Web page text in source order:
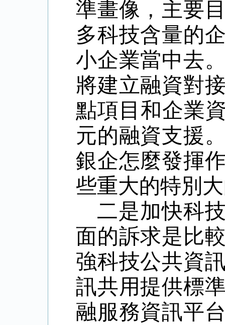
準畫像，主要
多科技含量的
小企業當中去
將建立融資對
點項目和企業
元的融資支援
銀企怎麼發揮
些重大的特別
二是加快科
面的訴求是比
強科技公共資
訊共用提供標
融服務資訊平